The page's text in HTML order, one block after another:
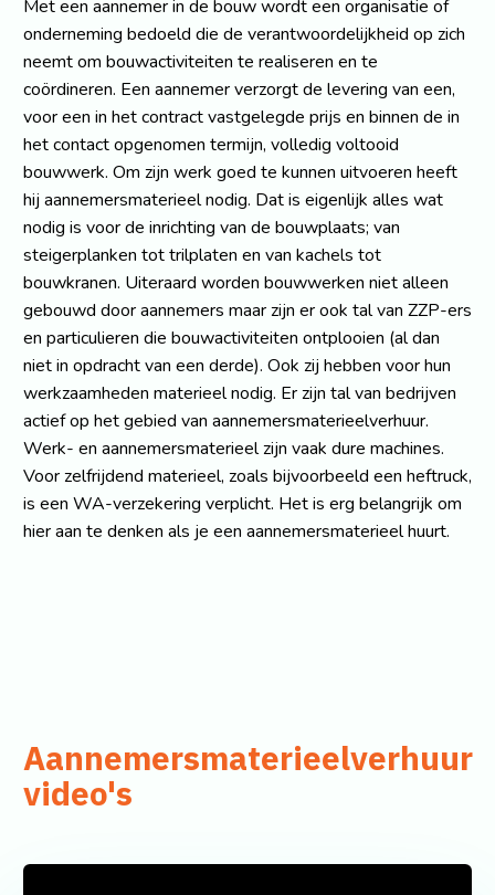
Met een aannemer in de bouw wordt een organisatie of
onderneming bedoeld die de verantwoordelijkheid op zich
neemt om bouwactiviteiten te realiseren en te
coördineren. Een aannemer verzorgt de levering van een,
voor een in het contract vastgelegde prijs en binnen de in
het contact opgenomen termijn, volledig voltooid
bouwwerk. Om zijn werk goed te kunnen uitvoeren heeft
hij aannemersmaterieel nodig. Dat is eigenlijk alles wat
nodig is voor de inrichting van de bouwplaats; van
steigerplanken tot trilplaten en van kachels tot
bouwkranen. Uiteraard worden bouwwerken niet alleen
gebouwd door aannemers maar zijn er ook tal van ZZP-ers
en particulieren die bouwactiviteiten ontplooien (al dan
niet in opdracht van een derde). Ook zij hebben voor hun
werkzaamheden materieel nodig. Er zijn tal van bedrijven
actief op het gebied van aannemersmaterieelverhuur.
Werk- en aannemersmaterieel zijn vaak dure machines.
Voor zelfrijdend materieel, zoals bijvoorbeeld een heftruck,
is een WA-verzekering verplicht. Het is erg belangrijk om
hier aan te denken als je een aannemersmaterieel huurt.
Aannemersmaterieelverhuur
video's